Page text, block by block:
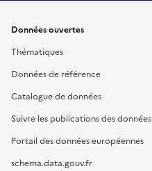
Données ouvertes
Thématiques
Données de référence
Catalogue de données
Suivre les publications des données
Portail des données européennes
schema.data.gouv.fr